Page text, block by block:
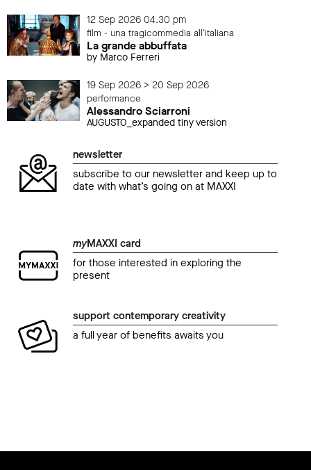
12 Sep 2026 04.30 pm
film - una tragicommedia all'italiana
La grande abbuffata
by Marco Ferreri
19 Sep 2026 > 20 Sep 2026
performance
Alessandro Sciarroni
AUGUSTO_expanded tiny version
newsletter
subscribe to our newsletter and keep up to
date with what’s going on at MAXXI
myMAXXI card
for those interested in exploring the
present
support contemporary creativity
a full year of benefits awaits you